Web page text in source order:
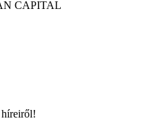
CAPITAL
híreiről!